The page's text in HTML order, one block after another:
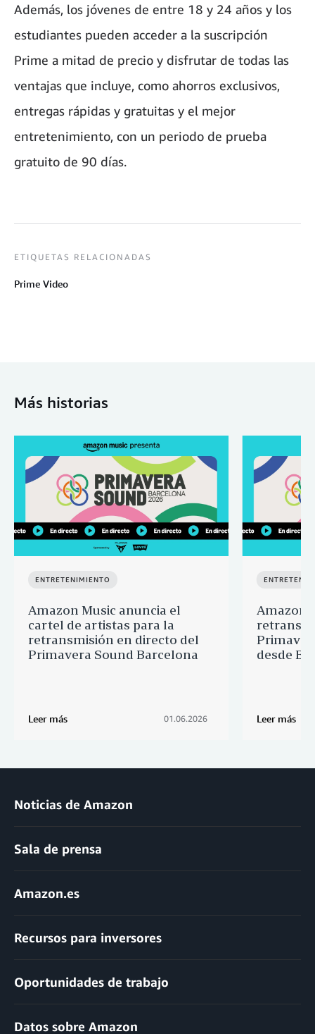
Además, los jóvenes de entre 18 y 24 años y los
estudiantes pueden acceder a la suscripción
Prime a mitad de precio y disfrutar de todas las
ventajas que incluye, como ahorros exclusivos,
entregas rápidas y gratuitas y el mejor
entretenimiento, con un periodo de prueba
gratuito de 90 días.
ETIQUETAS RELACIONADAS
Prime Video
Más historias
ENTRETENIMIENTO
Amazon Music anuncia el
cartel de artistas para la
retransmisión en directo del
Primavera Sound Barcelona
Leer más 01.06.2026
Amazon
desde
Leer más
Noticias de Amazon
Sala de prensa
Amazon.es
Recursos para inversores
Oportunidades de trabajo
Datos sobre Amazon